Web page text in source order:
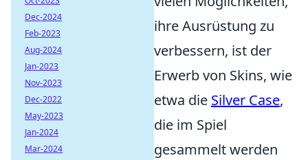
ihre Ausrüstung zu
verbessern, ist der
Erwerb von Skins, wie
etwa die Silver Case,
die im Spiel
gesammelt werden
Dec-2024
Feb-2023
Aug-2024
Jan-2023
Nov-2023
Dec-2022
May-2023
Jan-2024
Mar-2024